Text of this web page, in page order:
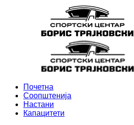
Почетна
Соопштенија
Настани
Капацитети